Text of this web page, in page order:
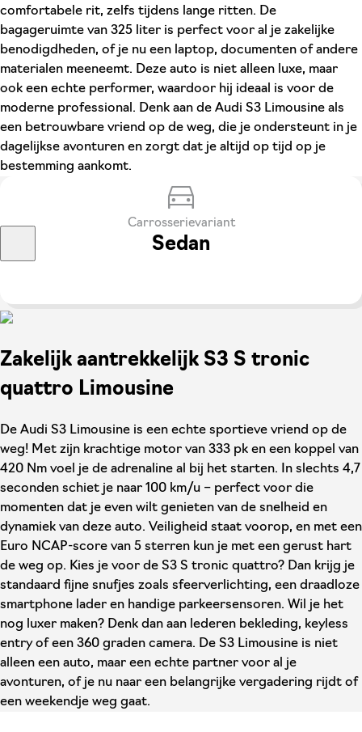
comfortabele rit, zelfs tijdens lange ritten. De
bagageruimte van 325 liter is perfect voor al je zakelijke
benodigdheden, of je nu een laptop, documenten of andere
materialen meeneemt. Deze auto is niet alleen luxe, maar
ook een echte performer, waardoor hij ideaal is voor de
moderne professional. Denk aan de Audi S3 Limousine als
een betrouwbare vriend op de weg, die je ondersteunt in je
dagelijkse avonturen en zorgt dat je altijd op tijd op je
bestemming aankomt.
Carrosserievariant
Sedan
Zakelijk aantrekkelijk S3 S tronic
quattro Limousine
De Audi S3 Limousine is een echte sportieve vriend op de
weg! Met zijn krachtige motor van 333 pk en een koppel van
420 Nm voel je de adrenaline al bij het starten. In slechts 4,7
seconden schiet je naar 100 km/u – perfect voor die
momenten dat je even wilt genieten van de snelheid en
dynamiek van deze auto. Veiligheid staat voorop, en met een
Euro NCAP-score van 5 sterren kun je met een gerust hart
de weg op. Kies je voor de S3 S tronic quattro? Dan krijg je
standaard fijne snufjes zoals sfeerverlichting, een draadloze
smartphone lader en handige parkeersensoren. Wil je het
nog luxer maken? Denk dan aan lederen bekleding, keyless
entry of een 360 graden camera. De S3 Limousine is niet
alleen een auto, maar een echte partner voor al je
avonturen, of je nu naar een belangrijke vergadering rijdt of
een weekendje weg gaat.